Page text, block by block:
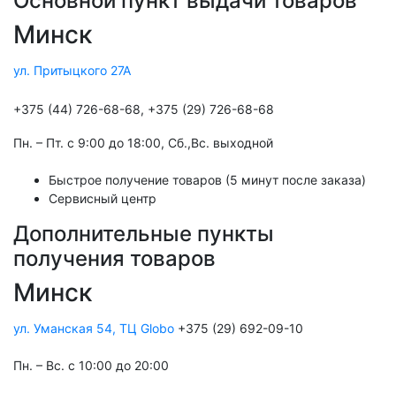
Минск
ул. Притыцкого 27А
+375 (44) 726-68-68, +375 (29) 726-68-68
Пн. – Пт. с 9:00 до 18:00, Cб.,Вс. выходной
Быстрое получение товаров (5 минут после заказа)
Сервисный центр
Дополнительные пункты
получения товаров
Минск
ул. Уманская 54, ТЦ Globo +375 (29) 692-09-10
Пн. – Вс. с 10:00 до 20:00